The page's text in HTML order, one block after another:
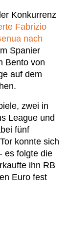
Konkurrenz
Fabrizio
nach
Spanier
Bento von
auf dem
zwei in
League und
fünf
konnte sich
es folgte die
ihn RB
Euro fest